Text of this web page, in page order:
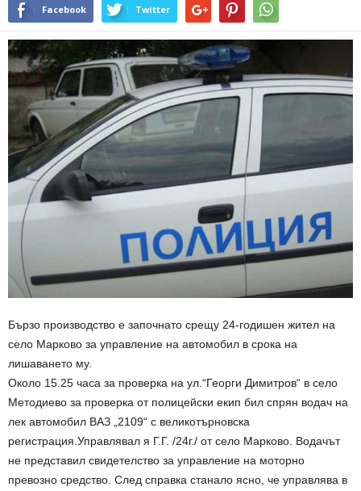
Facebook Twitter
Бързо производство е започнато срещу 24-годишен жител на
село Марково за управление на автомобил в срока на
лишаването му.
Около 15.25 часа за проверка на ул.“Георги Димитров“ в село
Методиево за проверка от полицейски екип бил спрян водач на
лек автомобил ВАЗ „2109“ с великотърновска
регистрация.Управлявал я Г.Г. /24г./ от село Марково. Водачът
не представил свидетелство за управление на моторно
превозно средство. След справка станало ясно, че управлява в